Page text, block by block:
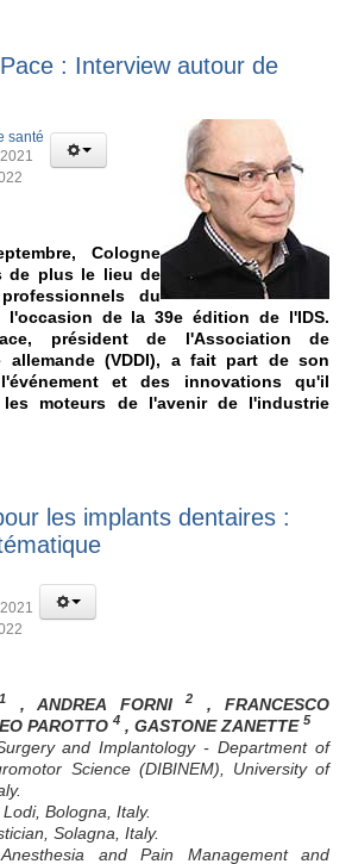
: Interview autour de
santé
Cologne
de plus le lieu de
du
l'occasion de la 39e édition de l'IDS.
président de l'Association de
allemande (VDDI), a fait part de son
et des innovations qu'il
les moteurs de l'avenir de l'industrie
les implants dentaires :
1 , ANDREA FORNI 2
, FRANCESCO
PAROTTO 4 , GASTONE ZANETTE 5
and Implantology - Department of
Science (DIBINEM), University of
Bologna, Italy.
Solagna, Italy.
and Pain Management and